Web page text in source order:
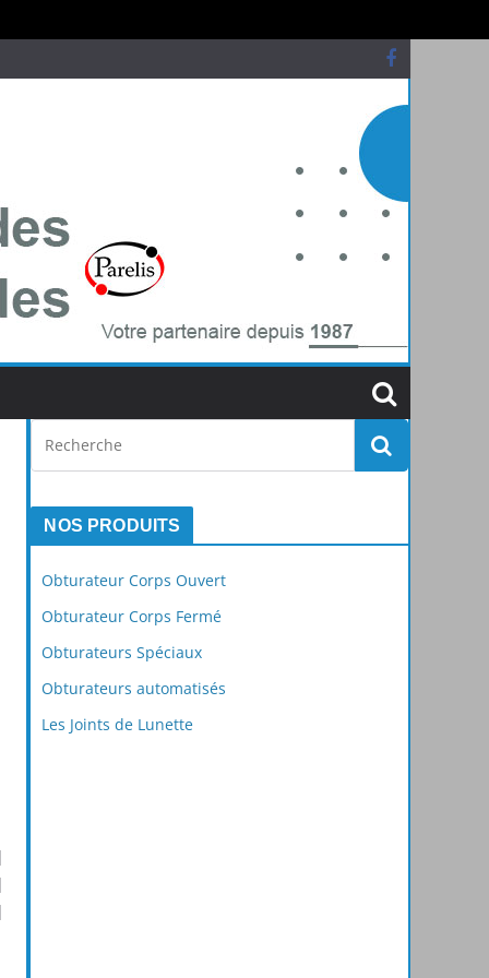
NOS PRODUITS
Obturateur Corps Ouvert
Obturateur Corps Fermé
Obturateurs Spéciaux
Obturateurs automatisés
Les Joints de Lunette